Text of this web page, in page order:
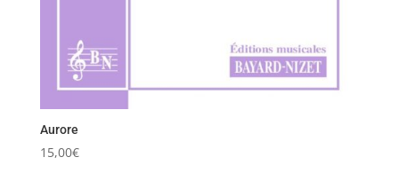
Aurore
15,00€